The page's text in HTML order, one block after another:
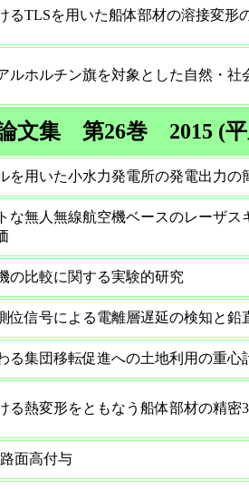
るTLSを用いた船体部材の溶接変形
ルホルチン旗を対象とした自然・社
文集 第26巻 2015 (平
を用いた小水力発電所の発電出力の
な無人無線航空機ベースのレーザス
の比較に関する実験的研究
位信号による電離層遅延の検知と鉛
る集団移転促進への土地利用の重心
る熱変形をともなう船体部材の精密
面高付与